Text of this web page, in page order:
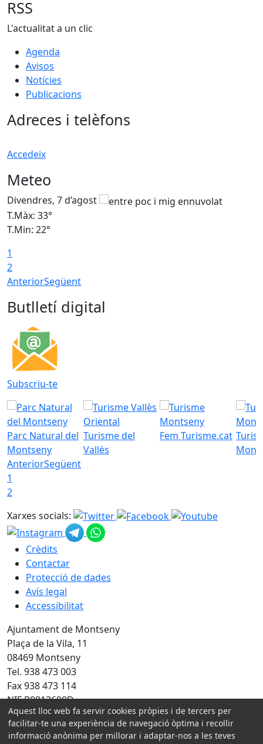
RSS
L'actualitat a un clic
Agenda
Avisos
Notícies
Publicacions
Adreces i telèfons
Accedeix
Meteo
Divendres, 7 d’agost
T.Màx: 33°
T.Min: 22°
1
2
AnteriorSegüent
Butlletí digital
Subscriu-te
Parc Natural del
Montseny
Turisme del
Vallès
Fem Turisme.cat
AnteriorSegüent
1
2
Xarxes socials:
Crèdits
Contactar
Protecció de dades
Avís legal
Accessibilitat
Ajuntament de Montseny
Plaça de la Vila, 11
08469 Montseny
Tel. 938 473 003
Fax 938 473 114
NIF P0813600D
Amb la col·laboració de:
Aquest lloc web fa servir cookies pròpies i de tercers per
facilitar-te una experiència de navegació òptima i recollir
informació anònima per millorar i adaptar-nos a les teves